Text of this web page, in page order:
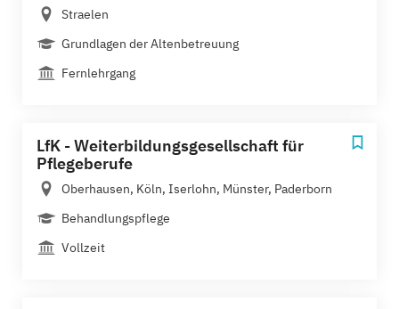
Straelen
Grundlagen der Altenbetreuung
Fernlehrgang
LfK - Weiterbildungsgesellschaft für
Pflegeberufe
Oberhausen, Köln, Iserlohn, Münster, Paderborn
Behandlungspflege
Vollzeit